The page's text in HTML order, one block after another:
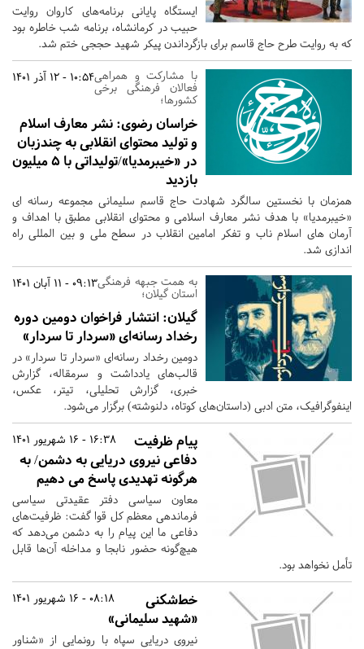
ایستگاه پایانی برنامه‌های کاروان روایت
حبیب در کرمانشاه، برنامه شب خاطره بود
که به روایت طرح حاج قاسم برای بازگرداندن پیکر شهید حججی ختم شد.
10:54 - 12 آذر 1401با مشارکت و همراهی
فعالان فرهنگی برخی
کشورها؛
خراسان رضوی: نشر معارف اسلام
و تولید محتوای انقلابی به چندزبان
در «خیبرمدیا»/تولیداتی با 5 میلیون
بازدید
همزمان با نخستین سالگرد شهادت حاج قاسم سلیمانی مجموعه رسانه ای
«خیبرمدیا» با هدف نشر معارف اسلامی و محتوای انقلابی مطبق با اهداف و
آرمان های اسلام ناب و تفکر امامین انقلاب در سطح ملی و بین المللی راه
اندازی شد.
09:13 - 11 آبان 1401به همت جبهه فرهنگی
استان گیلان؛
گیلان: انتشار فراخوان دومین دوره
رخداد رسانه‌ای «سردار تا سردار»
دومین رخداد رسانه‌ای «سردار تا سردار» در
قالب‌های یادداشت و سرمقاله، گزارش
خبری، گزارش تحلیلی، تیتر، عکس،
اینفوگرافیک، متن ادبی (داستان‌های کوتاه، دلنوشته) برگزار می‌شود.
16:38 - 16 شهریور 1401
پیام ظرفیت
دفاعی نیروی دریایی به دشمن/ به
هرگونه تهدیدی پاسخ می دهیم
معاون سیاسی دفتر عقیدتی سیاسی
فرماندهی معظم کل قوا گفت: ظرفیت‌های
دفاعی ما این پیام را به دشمن می‌دهد که
هیچ‌گونه حضور نابجا و مداخله آن‌ها قابل
تأمل نخواهد بود.
08:18 - 16 شهریور 1401
خط‌شکنی
«شهید سلیمانی»
نیروی دریایی سپاه با رونمایی از «شناور